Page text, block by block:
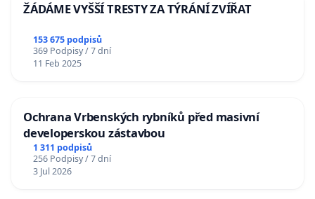
ŽÁDÁME VYŠŠÍ TRESTY ZA TÝRÁNÍ ZVÍŘAT
153 675 podpisů
369 Podpisy / 7 dní
11 Feb 2025
Ochrana Vrbenských rybníků před masivní
developerskou zástavbou
1 311 podpisů
256 Podpisy / 7 dní
3 Jul 2026